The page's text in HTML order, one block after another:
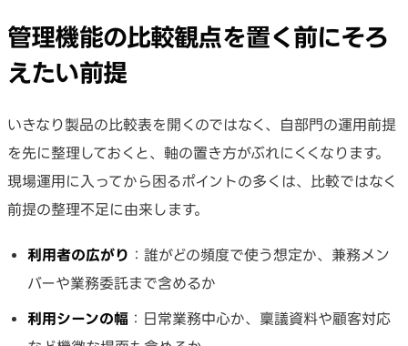
管理機能の比較観点を置く前にそろ
えたい前提
いきなり製品の比較表を開くのではなく、自部門の運用前提
を先に整理しておくと、軸の置き方がぶれにくくなります。
現場運用に入ってから困るポイントの多くは、比較ではなく
前提の整理不足に由来します。
利用者の広がり ：誰がどの頻度で使う想定か、兼務メン
バーや業務委託まで含めるか
利用シーンの幅 ：日常業務中心か、稟議資料や顧客対応